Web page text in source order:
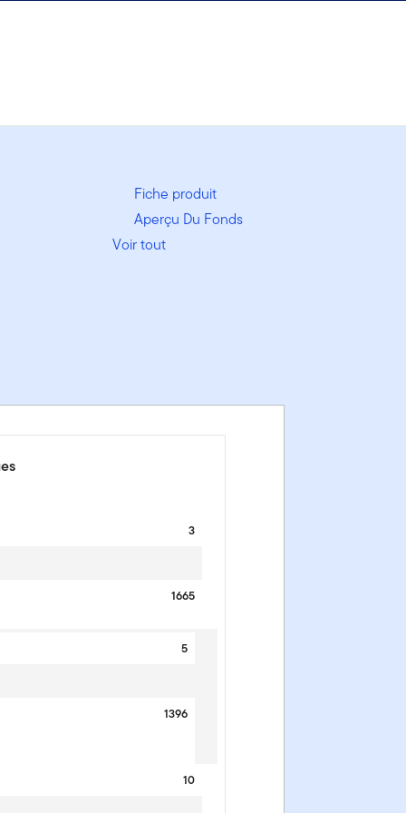
Fiche produit
Aperçu Du Fonds
Voir tout
3
1665
5
1396
10